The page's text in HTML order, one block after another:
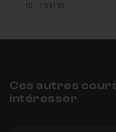
ID : 194191
Ces autres
intéresser